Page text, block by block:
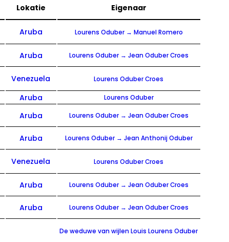
Lokatie Eigenaar
Aruba Lourens Oduber → Manuel Romero
Aruba Lourens Oduber → Jean Oduber Croes
Venezuela Lourens Oduber Croes
Aruba Lourens Oduber
Aruba Lourens Oduber → Jean Oduber Croes
Aruba Lourens Oduber → Jean Anthonij Oduber
Venezuela Lourens Oduber Croes
Aruba Lourens Oduber → Jean Oduber Croes
Aruba Lourens Oduber → Jean Oduber Croes
De weduwe van wijlen Louis Lourens Oduber